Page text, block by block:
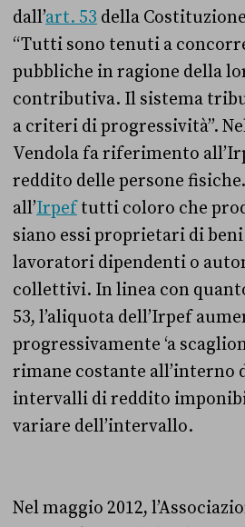
dall’art. 53 della
“Tutti sono tenuti a
pubbliche in ragione della
contributiva. Il sistema
a criteri di progressività”.
Vendola fa riferimento
reddito delle persone
all’Irpeftutti coloro che
siano essi proprietari di
lavoratori dipendenti o
collettivi. In linea con
53, l’aliquota dell’Irpef
progressivamente ‘a
rimane costante all’interno
intervalli di reddito
variare dell’intervallo.
Nel maggio 2012,